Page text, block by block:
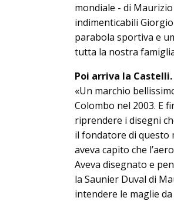
mondiale - di
indimenticabili
pa­rabola sportiva e
tutta la nostra
Poi arriva la Castelli.
«Un marchio
Colombo nel 2003. E
riprendere i di­segni
il fondatore di questo
aveva capito che
Aveva disegnato e
la Saunier Duval di
intendere le maglie